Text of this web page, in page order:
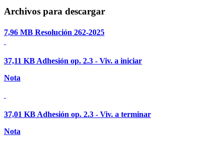
Archivos para descargar
7,96 MB Resolución 262-2025
37,11 KB Adhesión op. 2.3 - Viv. a iniciar
Nota
37,01 KB Adhesión op. 2.3 - Viv. a terminar
Nota